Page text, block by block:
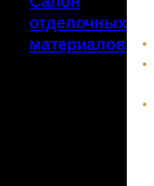
отделочных
материалов